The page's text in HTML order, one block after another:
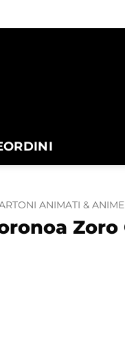
ANIMATI & ANIME
Zoro